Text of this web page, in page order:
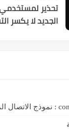
الجديد لا يكسر